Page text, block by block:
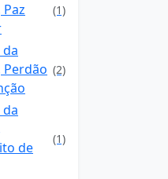
(1)
Perdão (2)
de
(1)